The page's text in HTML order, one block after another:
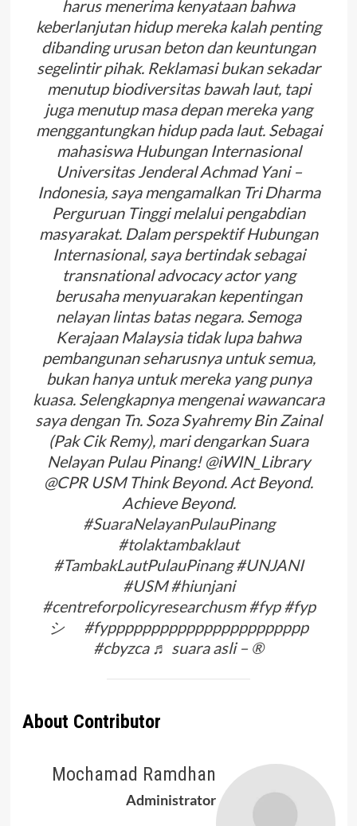
harus menerima kenyataan bahwa
keberlanjutan hidup mereka kalah penting
dibanding urusan beton dan keuntungan
segelintir pihak. Reklamasi bukan sekadar
menutup biodiversitas bawah laut, tapi
juga menutup masa depan mereka yang
menggantungkan hidup pada laut. Sebagai
mahasiswa Hubungan Internasional
Universitas Jenderal Achmad Yani –
Indonesia, saya mengamalkan Tri Dharma
Perguruan Tinggi melalui pengabdian
masyarakat. Dalam perspektif Hubungan
Internasional, saya bertindak sebagai
transnational advocacy actor yang
berusaha menyuarakan kepentingan
nelayan lintas batas negara. Semoga
Kerajaan Malaysia tidak lupa bahwa
pembangunan seharusnya untuk semua,
bukan hanya untuk mereka yang punya
kuasa. Selengkapnya mengenai wawancara
saya dengan Tn. Soza Syahremy Bin Zainal
(Pak Cik Remy), mari dengarkan Suara
Nelayan Pulau Pinang! @iWIN_Library
@CPR USM Think Beyond. Act Beyond.
Achieve Beyond.
#SuaraNelayanPulauPinang
#tolaktambaklaut
#TambakLautPulauPinang #UNJANI
#USM #hiunjani
#centreforpolicyresearchusm #fyp #fyp
シ゚
#fyppppppppppppppppppppppp
#cbyzca ♬ suara asli – ®️
About Contributor
Mochamad Ramdhan
Administrator